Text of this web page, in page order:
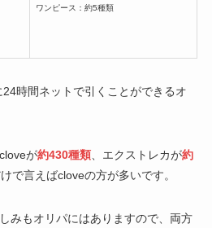
ワンピース：約5種類
時間ネットで引くことができるオ
が約430種類、エクストレカが約
で言えばcloveの方が多いです。
みもオリパにはありますので、両方